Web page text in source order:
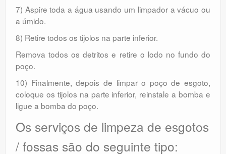
7) Aspire toda a água usando um limpador a vácuo ou
a úmido.
8) Retire todos os tijolos na parte inferior.
Remova todos os detritos e retire o lodo no fundo do
poço.
10) Finalmente, depois de limpar o poço de esgoto,
coloque os tijolos na parte inferior, reinstale a bomba e
ligue a bomba do poço.
Os serviços de limpeza de esgotos
/ fossas são do seguinte tipo: